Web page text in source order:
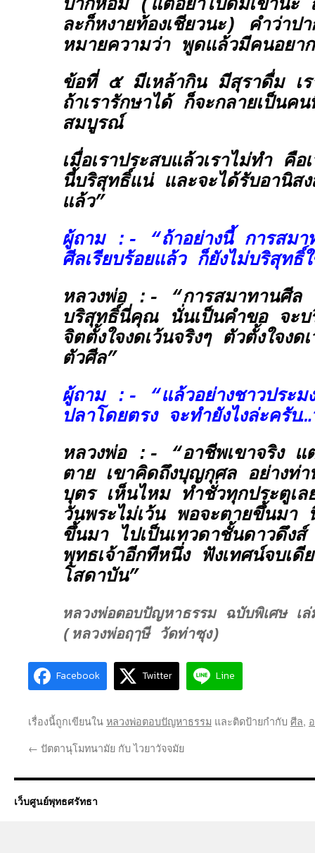
ปากหอม (แต่อย่าไปดมเข้านะ
ละก็หงายท้องเชียวนะ) คำว่าป
หมายความว่า พูดแล้วมีคนอยาก
ข้อที่ ๕ มีเหล้ากิน มีสุราดื่ม เร
ถ้าเรารักษาได้ ก็จะกลายเป็น
สมบูรณ์
เมื่อเราประสบแล้วเราไม่ทำ คื
นี้บริสุทธิ์แน่ และจะได้รับอานิส
แล้ว”
ผู้ถาม :- “ถ้าอย่างนี้ การสมา
ศีลเรียบร้อยแล้ว ก็ยังไม่บริสุทธิ์
หลวงพ่อ :- “การสมาทานศีล
บริสุทธิ์นี่คุณ นั่นเป็นคำขอ จะบ
จิตตั้งใจงดเว้นจริงๆ ตัวตั้งใจงด
ตัวศีล”
ผู้ถาม :- “แล้วอย่างชาวประม
ปลาโดยตรง จะทำยังไงล่ะครับ
หลวงพ่อ :- “อาชีพเขาจริง แต่
ตาย เขาคิดถึงบุญกุศล อย่างท่
บุตรเห็นไหม ทำชั่วทุกประตูเล
วันพระไม่เว้น พอจะตายขึ้นมา
ขึ้นมา ไปเป็นเทวดาชั้นดาวดึง
พุทธเจ้าอีกทีหนึ่ง ฟังเทศน์จบเดี
โสดาบัน”
หลวงพ่อตอบปัญหาธรรม ฉบับพิเศษ
(หลวงพ่อฤๅษี วัดท่าซุง)
Facebook Twitter Line
เรื่องนี้ถูกเขียนในหลวงพ่อตอบปัญหาธรรม และติดป้ายกำกับ ศีล,
← ปัตตานุโมทนามัย กับ ไวยาวัจจมัย
เว็บศูนย์พุทธศรัทธา